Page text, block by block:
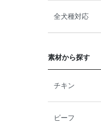
全犬種対応
素材から探す
チキン
ビーフ